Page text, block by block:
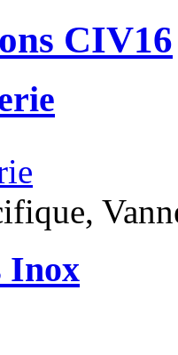
CIV16
Inox